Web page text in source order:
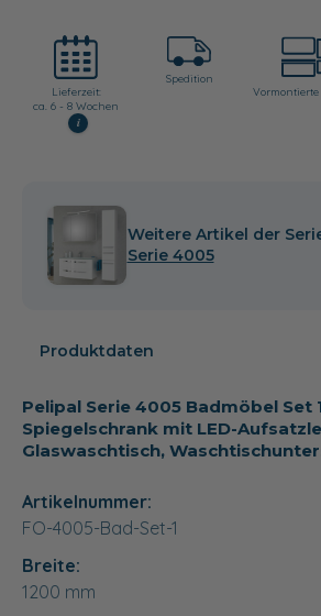
Lieferzeit:
ca. 6 - 8 Wochen
i
Spedition
Vormontierte
Weitere Artikel der
Serie 4005
Produktdaten
Pelipal Serie 4005 Badmöbel Set
Spiegelschrank mit LED-
Glaswaschtisch,
Artikelnummer:
FO-4005-Bad-Set-1
Breite:
1200 mm